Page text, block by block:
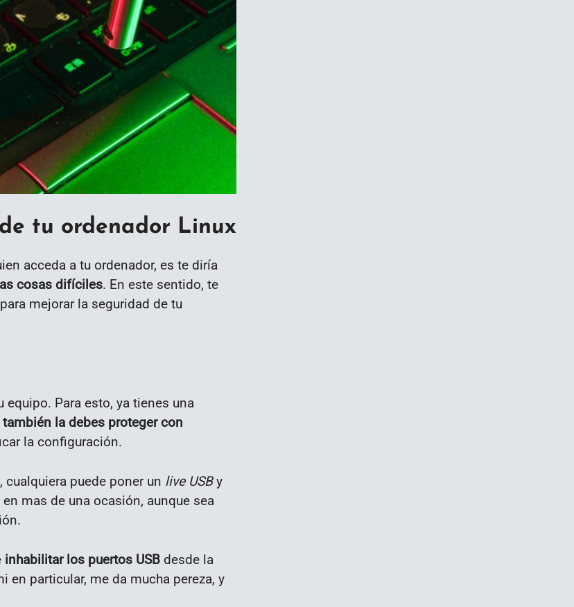
tu ordenador Linux
acceda a tu ordenador, es te diría
cosas difíciles. En este sentido, te
mejorar la seguridad de tu
Para esto, ya tienes una
la debes proteger con
la configuración.
cualquiera puede poner un live USBy
mas de una ocasión, aunque sea
inhabilitar los puertos USB desde la
particular, me da mucha pereza, y